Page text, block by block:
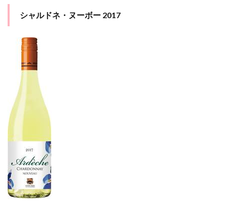
シャルドネ・ヌーボー 2017